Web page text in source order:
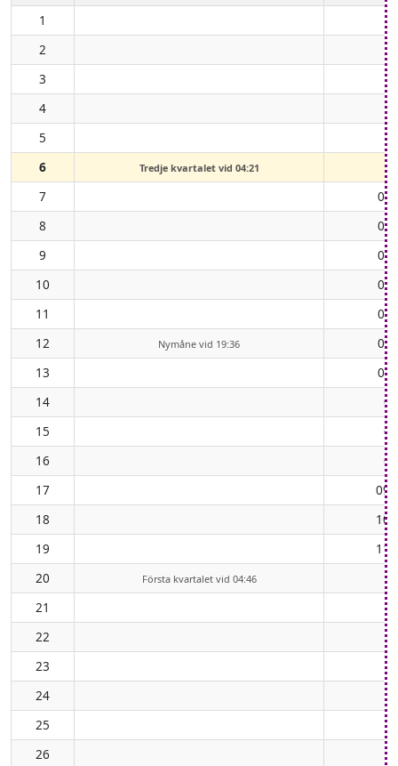
1
2
3
4
5
6
Tredje kvartalet vid 04:21
7
8
9
10
11
12
Nymåne vid 19:36
13
14
15
16
17
18
19
20
Första kvartalet vid 04:46
21
22
23
24
25
26